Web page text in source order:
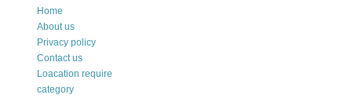
Home
About us
Privacy policy
Contact us
Loacation require
category